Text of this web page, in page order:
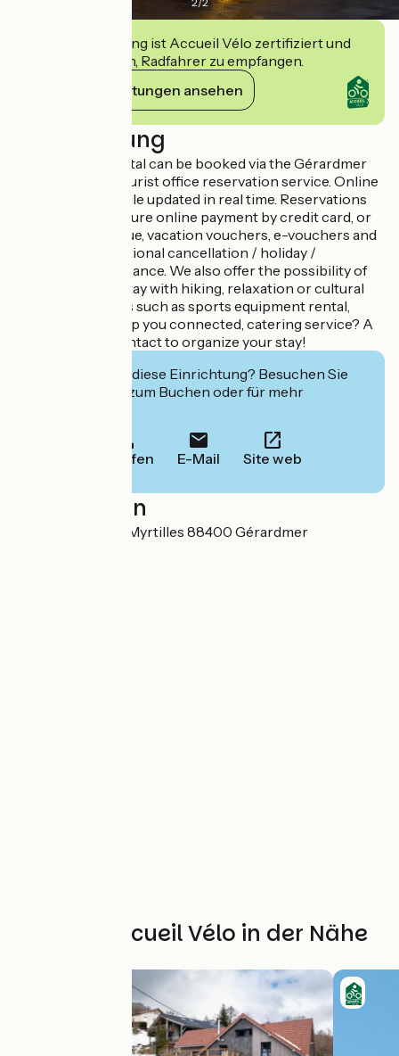
Diese Einrichtung ist Accueil Vélo zertifiziert und
verpflichtet sich, Radfahrer zu empfangen.
Ihre Verpflichtungen ansehen
Beschreibung
This seasonal rental can be booked via the Gérardmer
Hautes Vosges tourist office reservation service. Online
availability schedule updated in real time. Reservations
available 24/7. Secure online payment by credit card, or
payment by cheque, vacation vouchers, e-vouchers and
bank transfer. Optional cancellation / holiday /
interruption insurance. We also offer the possibility of
enhancing your stay with hiking, relaxation or cultural
activities; services such as sports equipment rental,
Pocket wifi to keep you connected, catering service? A
single point of contact to organize your stay!
Interessiert Sie diese Einrichtung? Besuchen Sie
deren Website zum Buchen oder für mehr
Anrufen E-Mail Site web
Localisation
42 A Chemin des Myrtilles 88400 Gérardmer
Weitere Accueil Vélo in der Nähe